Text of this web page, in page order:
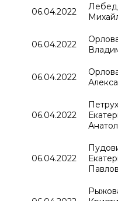
06.04.2022
06.04.2022
06.04.2022
06.04.2022
06.04.2022